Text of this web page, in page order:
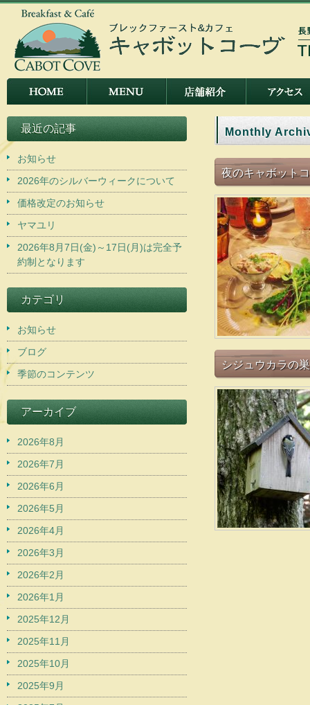
Monthly
夜のキャボット
シジュウカラの
最近の記事
お知らせ
2026年のシルバーウィークについて
価格改定のお知らせ
ヤマユリ
2026年8月7日(金)～17日(月)は完全予
約制となります
カテゴリ
お知らせ
ブログ
季節のコンテンツ
アーカイブ
2026年8月
2026年7月
2026年6月
2026年5月
2026年4月
2026年3月
2026年2月
2026年1月
2025年12月
2025年11月
2025年10月
2025年9月